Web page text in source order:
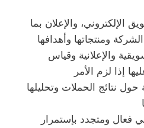
الإلكتروني، والإعلان بما
ومنتجاتها وأهدافها
والإعلانية وقياس
إذا لزم الأمر
حول نتائج الحملات وتحليلها
فعال ومتجدد بإستمرار